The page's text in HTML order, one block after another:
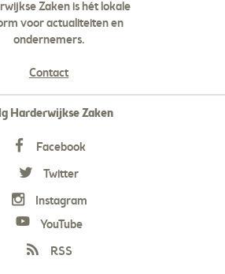
Zaken is hét lokale
voor actualiteiten en
ondernemers.
Contact
Harderwijkse Zaken
Facebook
Twitter
Instagram
YouTube
RSS